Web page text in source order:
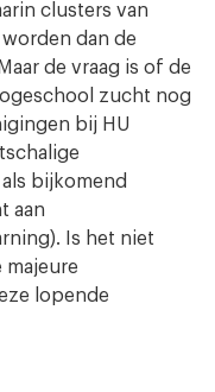
clusters van
dan de
de vraag is of de
zucht nog
bij HU
bijkomend
aan
Is het niet
majeure
lopende